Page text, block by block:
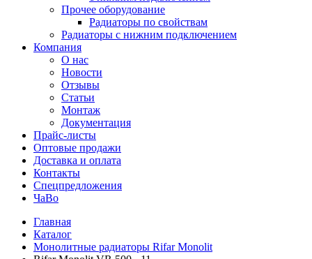
Прочее оборудование
Радиаторы по свойствам
Радиаторы с нижним подключением
Компания
О нас
Новости
Отзывы
Статьи
Монтаж
Документация
Прайс-листы
Оптовые продажи
Доставка и оплата
Контакты
Спецпредложения
ЧаВо
Главная
Каталог
Монолитные радиаторы Rifar Monolit